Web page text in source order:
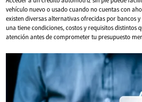
vehículo nuevo o usado cuando no cuentas con
existen diversas alternativas ofrecidas por bancos
una tiene condiciones, costos y requisitos distintos
atención antes de comprometer tu presupuesto